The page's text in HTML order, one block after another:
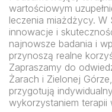
wartościowym
leczenia miażdżycy. W
innowacje i
najnowsze badania i
przynoszą realne
Zapraszamy do
Żarach i Zielonej
przygotują
wykorzystaniem terapii